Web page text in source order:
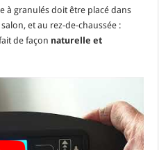
à granulés doit être placé dans
et au rez-de-chaussée :
de façon naturelle et